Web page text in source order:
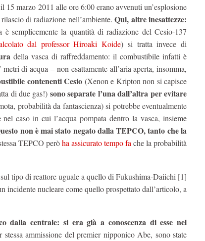
marzo 2011 alle ore 6:00 erano avvenuti un’esplosione
di radiazione nell’ambiente.Qui, altre inesattezze:
semplicemente la quantità di radiazione del Cesio-137
dal professor Hiroaki Koide) si tratta invece di
della vasca di raffreddamento: il combustibile infatti è
di acqua – non esattamente all’aria aperta, insomma,
contenenti Cesio (Xenon e Kripton non si capisce
di due gas!) sono separate l’una dall’altra per evitare
probabilità da fantascienza) si potrebbe eventualmente
caso in cui l’acqua pompata dentro la vasca, insieme
non è mai stato negato dalla TEPCO, tanto che la
TEPCO peròha assicurato tempo fa che la probabilità
tipo di reattore uguale a quello di Fukushima-Daiichi [1]
incidente nucleare come quello prospettato dall’articolo, a
dalla centrale: si era già a conoscenza di esse nel
stessa ammissione del premier nipponico Abe, sono state